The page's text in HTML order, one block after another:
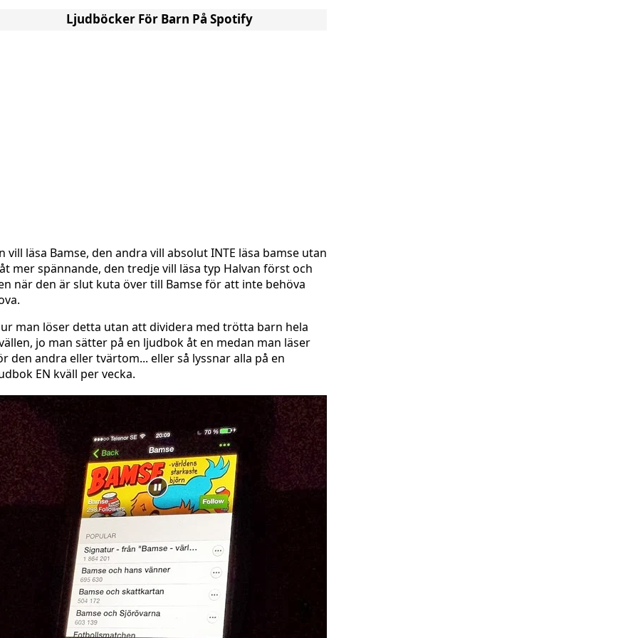
Ljudböcker För Barn På Spotify
vill läsa Bamse, den andra vill absolut INTE läsa bamse utan
mer spännande, den tredje vill läsa typ Halvan först och
när den är slut kuta över till Bamse för att inte behöva
man löser detta utan att dividera med trötta barn hela
jo man sätter på en ljudbok åt en medan man läser
den andra eller tvärtom... eller så lyssnar alla på en
EN kväll per vecka.